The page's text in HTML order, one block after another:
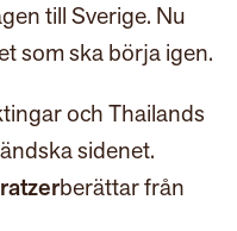
till Sverige. Nu
som ska börja igen.
och Thailands
sidenet.
berättar från